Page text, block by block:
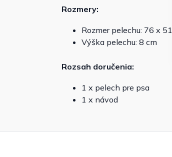
Rozmery:
Rozmer pelechu: 76 x
Výška pelechu: 8 cm
Rozsah doručenia:
1 x pelech pre psa
1 x návod